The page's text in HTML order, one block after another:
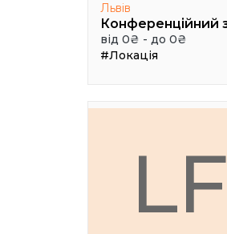
Львів
від 0₴ - до 0₴
#Локація
LF